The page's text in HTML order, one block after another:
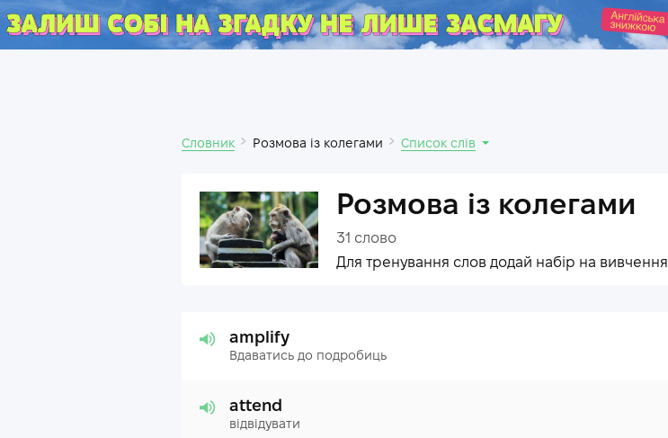
.
Словник Розмова із колегами Список слів
Розмова із колегами
31 слово
Для тренування слов додай набір на вивчення
amplify
Вдаватись до подробиць
attend
відвідувати